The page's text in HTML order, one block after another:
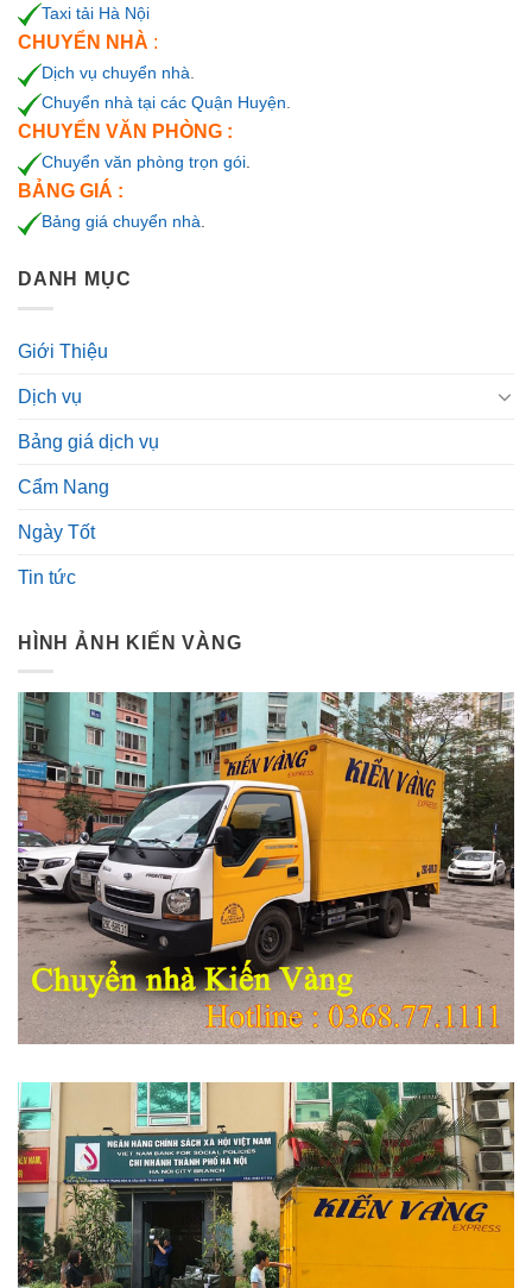
Taxi tải Hà Nội
CHUYỂN NHÀ :
Dịch vụ chuyển nhà.
Chuyển nhà tại các Quận Huyện.
CHUYỂN VĂN PHÒNG :
Chuyển văn phòng trọn gói.
BẢNG GIÁ :
Bảng giá chuyển nhà.
DANH MỤC
Giới Thiệu
Dịch vụ
Bảng giá dịch vụ
Cẩm Nang
Ngày Tốt
Tin tức
HÌNH ẢNH KIẾN VÀNG